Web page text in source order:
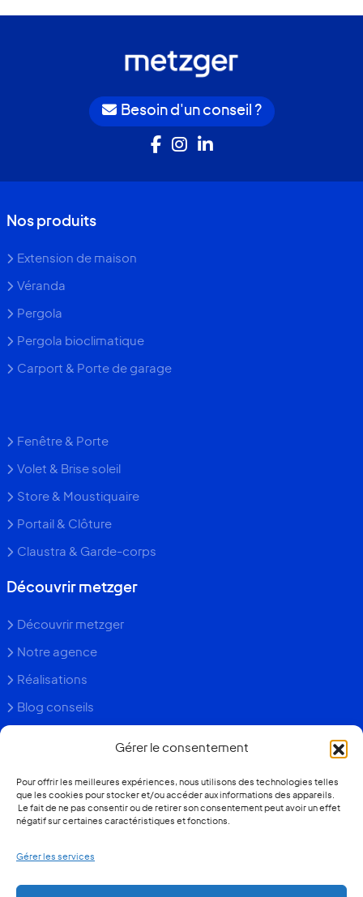
Gérer le consentement
Pour offrir les meilleures expériences, nous utilisons des technologies telles
que les cookies pour stocker et/ou accéder aux informations des appareils.
Le fait de ne pas consentir ou de retirer son consentement peut avoir un effet
négatif sur certaines caractéristiques et fonctions.
Gérer les services
Besoin d'un conseil ?
Nos produits
Extension de maison
Véranda
Pergola
Pergola bioclimatique
Carport & Porte de garage
Fenêtre & Porte
Volet & Brise soleil
Store & Moustiquaire
Portail & Clôture
Claustra & Garde-corps
Découvrir metzger
Découvrir metzger
Notre agence
Réalisations
Blog conseils
+352 26 36 13 93
Contacter notre agence